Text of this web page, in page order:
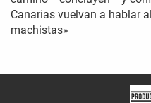
Canarias vuelvan a hablar
machistas»